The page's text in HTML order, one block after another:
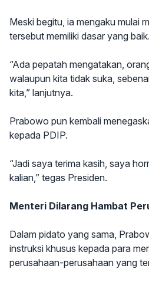
Meski begitu, ia mengaku mulai
tersebut memiliki dasar yang baik.
“Ada pepatah mengatakan,
walaupun kita tidak suka,
kita,” lanjutnya.
Prabowo pun kembali
kepada PDIP.
“Jadi saya terima kasih, saya
kalian,” tegas Presiden.
Menteri Dilarang Hambat
Dalam pidato yang sama,
instruksi khusus kepada para
perusahaan-perusahaan yang